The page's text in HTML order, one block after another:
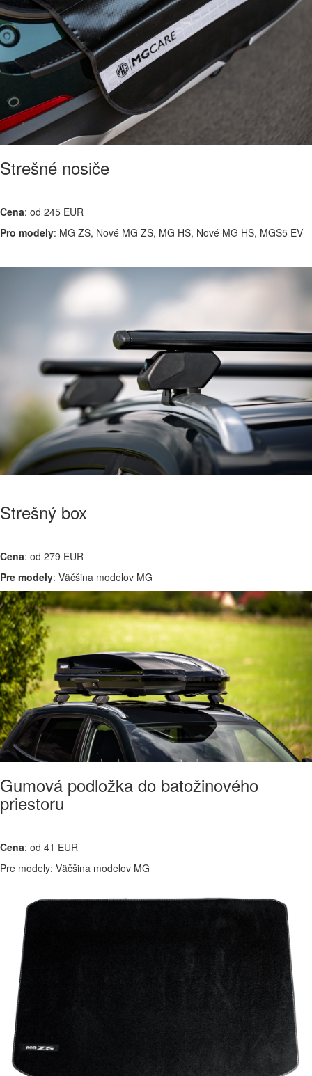
Strešné nosiče
Cena: od 245 EUR
Pro modely: MG ZS, Nové MG ZS, MG HS, Nové MG HS, MGS5 EV
Strešný box
Cena: od 279 EUR
Pre modely: Väčšina modelov MG
Gumová podložka do batožinového
priestoru
Cena: od 41 EUR
Pre modely: Väčšina modelov MG